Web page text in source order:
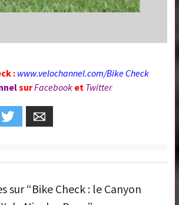
: www.velochannel.com/Bike Check
surFacebook et Twitter
Twitter
sur “Bike Check : le Canyon